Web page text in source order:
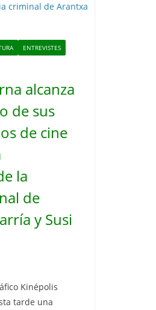
ENTREVISTES
alcanza
de sus
de cine
la
de
y Susi
Kinépolis
tarde una